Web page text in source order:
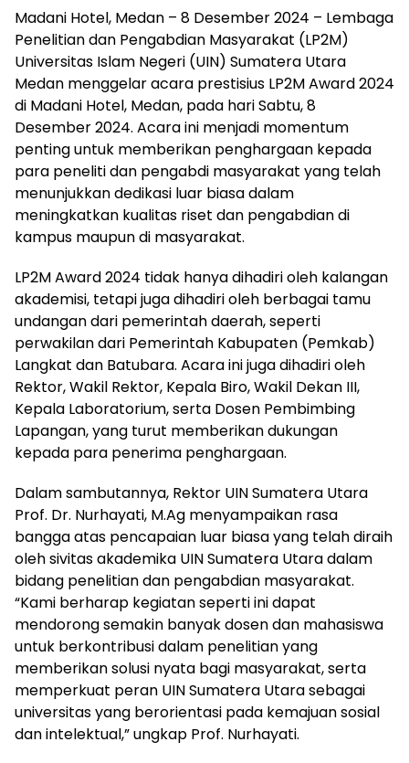
Madani Hotel, Medan – 8 Desember 2024 – Lembaga
Penelitian dan Pengabdian Masyarakat (LP2M)
Universitas Islam Negeri (UIN) Sumatera Utara
Medan menggelar acara prestisius LP2M Award 2024
di Madani Hotel, Medan, pada hari Sabtu, 8
Desember 2024. Acara ini menjadi momentum
penting untuk memberikan penghargaan kepada
para peneliti dan pengabdi masyarakat yang telah
menunjukkan dedikasi luar biasa dalam
meningkatkan kualitas riset dan pengabdian di
kampus maupun di masyarakat.
LP2M Award 2024 tidak hanya dihadiri oleh kalangan
akademisi, tetapi juga dihadiri oleh berbagai tamu
undangan dari pemerintah daerah, seperti
perwakilan dari Pemerintah Kabupaten (Pemkab)
Langkat dan Batubara. Acara ini juga dihadiri oleh
Rektor, Wakil Rektor, Kepala Biro, Wakil Dekan III,
Kepala Laboratorium, serta Dosen Pembimbing
Lapangan, yang turut memberikan dukungan
kepada para penerima penghargaan.
Dalam sambutannya, Rektor UIN Sumatera Utara
Prof. Dr. Nurhayati, M.Ag menyampaikan rasa
bangga atas pencapaian luar biasa yang telah diraih
oleh sivitas akademika UIN Sumatera Utara dalam
bidang penelitian dan pengabdian masyarakat.
“Kami berharap kegiatan seperti ini dapat
mendorong semakin banyak dosen dan mahasiswa
untuk berkontribusi dalam penelitian yang
memberikan solusi nyata bagi masyarakat, serta
memperkuat peran UIN Sumatera Utara sebagai
universitas yang berorientasi pada kemajuan sosial
dan intelektual,” ungkap Prof. Nurhayati.